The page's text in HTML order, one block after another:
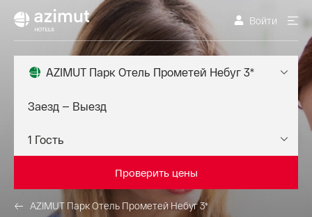
Войти
AZIMUT Парк Отель Прометей Небуг 3*
Проверить цены
AZIMUT Парк Отель Прометей Небуг 3*